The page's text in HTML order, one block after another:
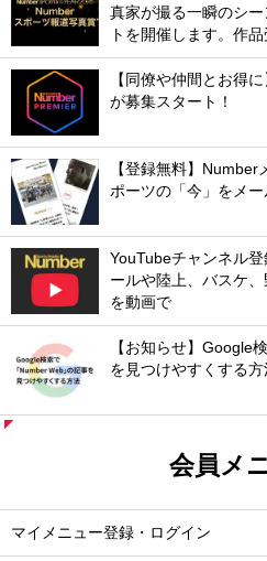
真家が撮る一瞬のシ
トを開催します。作品
【同僚や仲間とお得
が募集スタート！
【登録無料】
ポーツの「今」をメー
YouTubeチャンネル
ールや陸上、バスケ
を動画で
【お知らせ】Google
を見つけやすくする方
会員メ
マイメニュー登録・ログイン